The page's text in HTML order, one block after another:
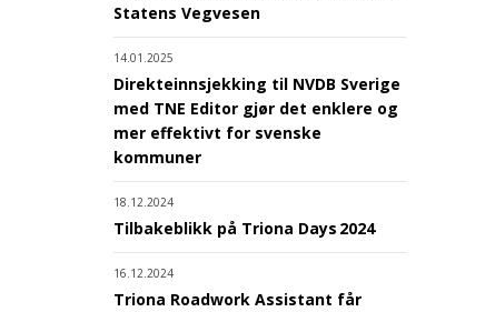
Statens Vegvesen
14.01.2025
Direkteinnsjekking til NVDB Sverige
med TNE Editor gjør det enklere og
mer effektivt for svenske
kommuner
18.12.2024
Tilbakeblikk på Triona Days 2024
16.12.2024
Triona Roadwork Assistant får